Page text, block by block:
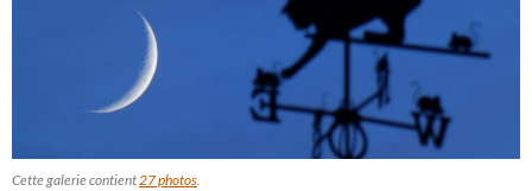
Cette galerie contient27 photos.